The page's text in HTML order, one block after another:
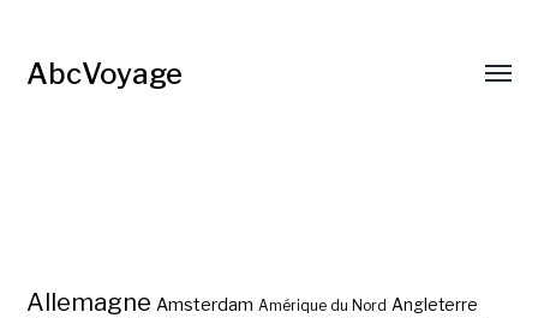
AbcVoyage
Allemagne Amsterdam Amérique du Nord Angleterre